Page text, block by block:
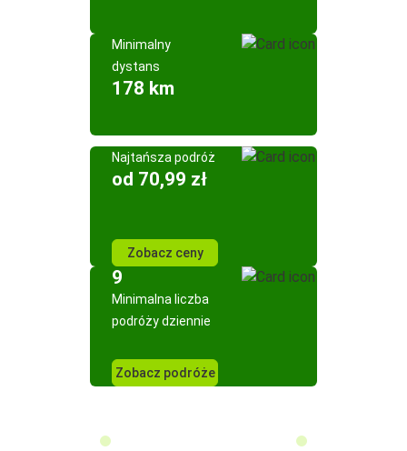
Minimalny
dystans
178 km
Najtańsza podróż
od 70,99 zł
Zobacz ceny
9
Minimalna liczba
podróży dziennie
Zobacz podróże